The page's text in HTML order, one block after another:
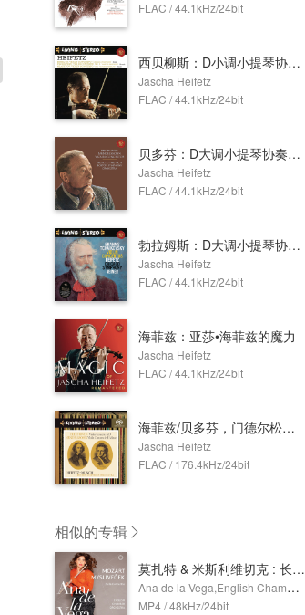
FLAC / 44.1kHz/24bit
西贝柳斯：D小调小提琴协奏曲，Op.47/普罗科菲耶夫：G小调第二小提琴协奏曲，Op.63/格拉祖诺夫：A小调小提琴协奏曲，Op.82
Jascha Heifetz
FLAC / 44.1kHz/24bit
贝多芬：D大调小提琴协奏曲，Op.61/门德尔松：E小调小提琴协奏曲，Op.64
Jascha Heifetz
FLAC / 44.1kHz/24bit
勃拉姆斯：D大调小提琴协奏曲，Op.77/柴可夫斯基：D大调小提琴协奏曲，Op.35
Jascha Heifetz
FLAC / 44.1kHz/24bit
海菲兹：亚莎•海菲兹的魔力
Jascha Heifetz
FLAC / 44.1kHz/24bit
海菲兹/贝多芬，门德尔松：小提琴协奏曲
Jascha Heifetz
FLAC / 176.4kHz/24bit
相似的专辑
莫扎特 & 米斯利维切克 : 长笛协奏曲 (Dolby Atmos)
Ana de la Vega,English Chamber Orchestra
MP4 / 48kHz/24bit